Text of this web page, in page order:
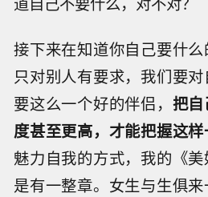
接下来在知道你自己要什
只对别人有要求，我们要
要这么一个好的伴侣， 把
度甚至更高，才能把握这样
魅力自我的方式，我的《
是有一整章。女生与生俱